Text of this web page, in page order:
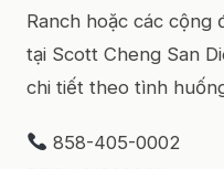
Ranch hoặc các cộng
tại Scott Cheng San
chi tiết theo tình
858-405-0002